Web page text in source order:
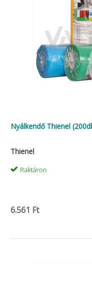
Nyálkendő Thienel
Thienel
Raktáron
6.561 Ft